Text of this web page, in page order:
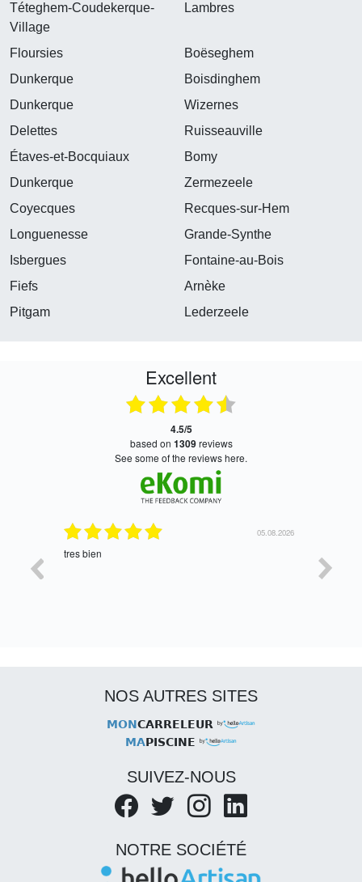
Téteghem-Coudekerque-
Village
Lambres
Floursies
Boëseghem
Dunkerque
Boisdinghem
Dunkerque
Wizernes
Delettes
Ruisseauville
Étaves-et-Bocquiaux
Bomy
Dunkerque
Zermezeele
Coyecques
Recques-sur-Hem
Longuenesse
Grande-Synthe
Isbergues
Fontaine-au-Bois
Fiefs
Arnèke
Pitgam
Lederzeele
Excellent
4.5/5
based on 1309reviews
see some of the reviews here.
05.08.2026
tres bien
NOS AUTRES SITES
MONCARRELEUR
MAPISCINE
SUIVEZ-NOUS
NOTRE SOCIÉTÉ